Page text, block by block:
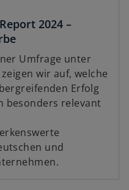
2024 –
o
p
e
n
s
i
a
n
e
Umfrage unter
wir auf, welche
Erfolg
besonders relevant
und